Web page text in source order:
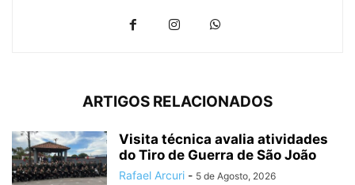
ARTIGOS RELACIONADOS
Visita técnica avalia atividades
do Tiro de Guerra de São João
Rafael Arcuri - 5 de Agosto, 2026